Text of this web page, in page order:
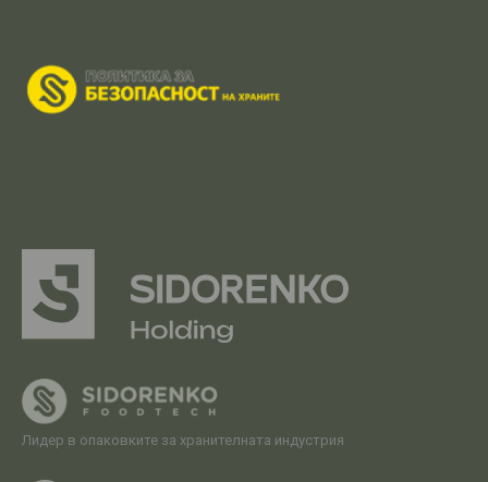
Лидер в опаковките за хранителната индустрия